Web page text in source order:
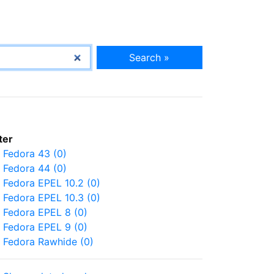
Search »
Fedora 43 (0)
Fedora 44 (0)
Fedora EPEL 10.2 (0)
Fedora EPEL 10.3 (0)
Fedora EPEL 8 (0)
Fedora EPEL 9 (0)
Fedora Rawhide (0)